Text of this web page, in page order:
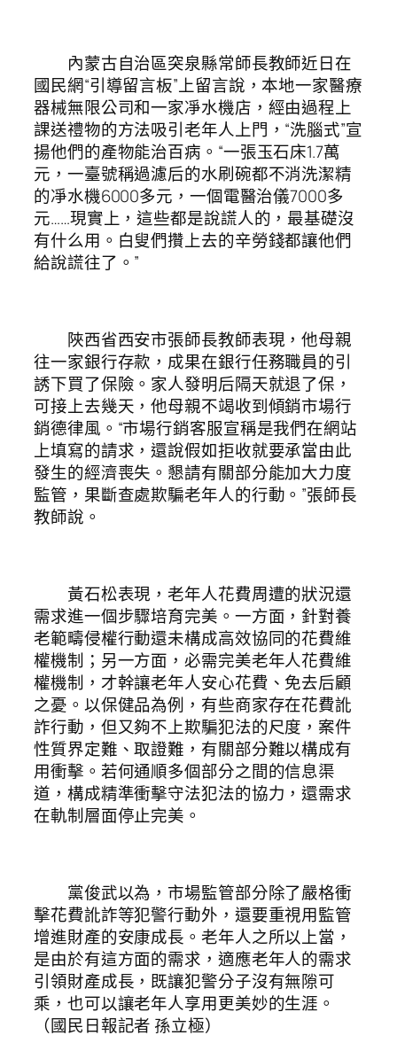
內蒙古自治區突泉縣常師長教師近日在
國民網“引導留言板”上留言說，本地一家醫療
器械無限公司和一家凈水機店，經由過程上
課送禮物的方法吸引老年人上門，“洗腦式”宣
揚他們的產物能治百病。“一張玉石床1.7萬
元，一臺號稱過濾后的水刷碗都不消洗潔精
的凈水機6000多元，一個電醫治儀7000多
元……現實上，這些都是說謊人的，最基礎沒
有什么用。白叟們攢上去的辛勞錢都讓他們
給說謊往了。”
陜西省西安市張師長教師表現，他母親
往一家銀行存款，成果在銀行任務職員的引
誘下買了保險。家人發明后隔天就退了保，
可接上去幾天，他母親不竭收到傾銷市場行
銷德律風。“市場行銷客服宣稱是我們在網站
上填寫的請求，還說假如拒收就要承當由此
發生的經濟喪失。懇請有關部分能加大力度
監管，果斷查處欺騙老年人的行動。”張師長
教師說。
黃石松表現，老年人花費周遭的狀況還
需求進一個步驟培育完美。一方面，針對養
老範疇侵權行動還未構成高效協同的花費維
權機制；另一方面，必需完美老年人花費維
權機制，才幹讓老年人安心花費、免去后顧
之憂。以保健品為例，有些商家存在花費訛
詐行動，但又夠不上欺騙犯法的尺度，案件
性質界定難、取證難，有關部分難以構成有
用衝擊。若何通順多個部分之間的信息渠
道，構成精準衝擊守法犯法的協力，還需求
在軌制層面停止完美。
黨俊武以為，市場監管部分除了嚴格衝
擊花費訛詐等犯警行動外，還要重視用監管
增進財產的安康成長。老年人之所以上當，
是由於有這方面的需求，適應老年人的需求
引領財產成長，既讓犯警分子沒有無隙可
乘，也可以讓老年人享用更美妙的生涯。
（國民日報記者 孫立極）